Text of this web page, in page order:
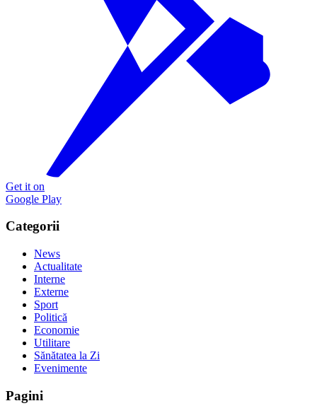
Get it on
Google Play
Categorii
News
Actualitate
Interne
Externe
Sport
Politică
Economie
Utilitare
Sănătatea la Zi
Evenimente
Pagini